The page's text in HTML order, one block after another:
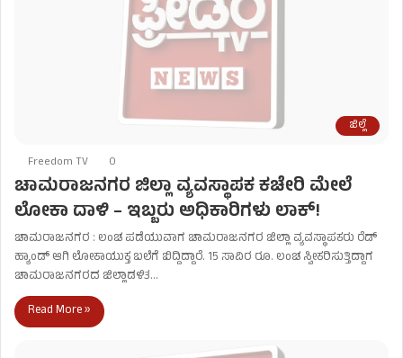
ಜಿಲ್ಲೆ
Freedom TV 0
ಚಾಮರಾಜನಗರ ಜಿಲ್ಲಾ ವ್ಯವಸ್ಥಾಪಕ ಕಚೇರಿ ಮೇಲೆ
ಲೋಕಾ ದಾಳಿ – ಇಬ್ಬರು ಅಧಿಕಾರಿಗಳು ಲಾಕ್​​!
ಚಾಮರಾಜನಗರ : ಲಂಚ ಪಡೆಯುವಾಗ ಚಾಮರಾಜನಗರ ಜಿಲ್ಲಾ ವ್ಯವಸ್ಥಾಪಕರು ರೆಡ್​
ಹ್ಯಾಂಡ್ ಆಗಿ ಲೋಕಾಯುಕ್ತ ಬಲೆಗೆ ಬಿದ್ದಿದ್ದಾರೆ. 15 ಸಾವಿರ ರೂ. ಲಂಚ ಸ್ವೀಕರಿಸುತ್ತಿದ್ದಾಗ
ಚಾಮರಾಜನಗರದ ಜಿಲ್ಲಾಡಳಿತ…
Read More »